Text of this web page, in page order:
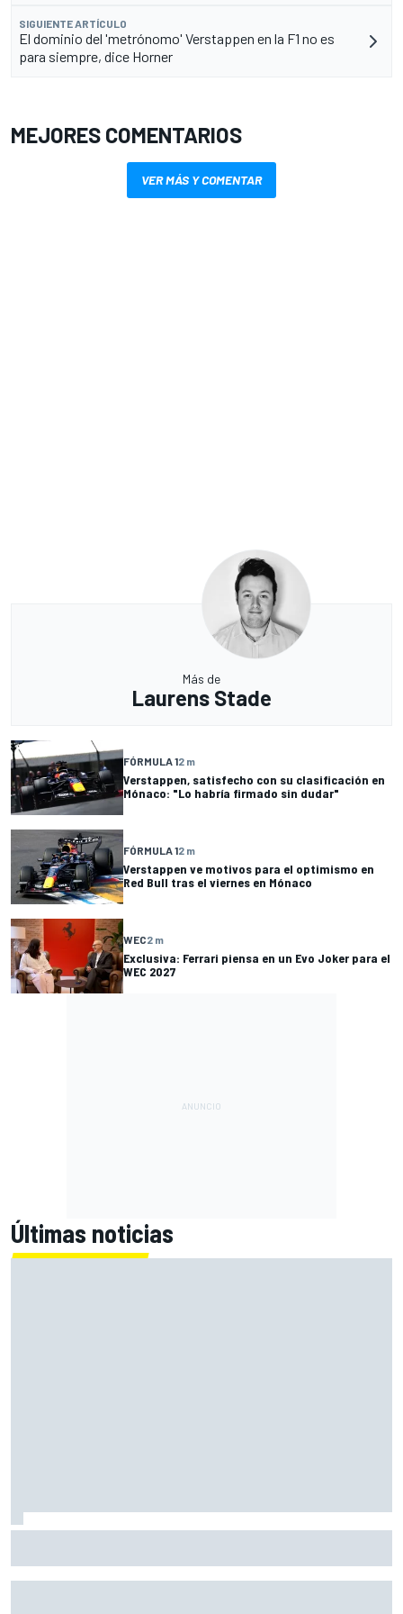
SIGUIENTE ARTÍCULO
El dominio del 'metrónomo' Verstappen en la F1 no es
para siempre, dice Horner
MEJORES COMENTARIOS
VER MÁS Y COMENTAR
Más de
Laurens Stade
FÓRMULA 12 m
Verstappen, satisfecho con su clasificación en
Mónaco: "Lo habría firmado sin dudar"
FÓRMULA 12 m
Verstappen ve motivos para el optimismo en
Red Bull tras el viernes en Mónaco
WEC2 m
Exclusiva: Ferrari piensa en un Evo Joker para el
WEC 2027
Últimas noticias